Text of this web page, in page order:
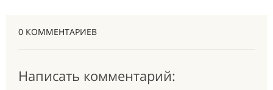
0 КОММЕНТАРИЕВ
Написать комментарий: